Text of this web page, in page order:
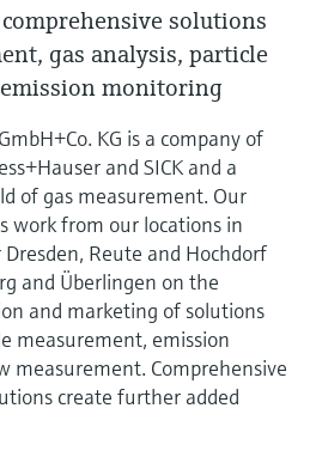
仪表
式pH计
器
仪
可持续成功
：打造可持
汽
点
学习平台上
展会、峰会或
选择。
业生涯
决方案
析
China
容应对未来
的工作机会
的工作机
solutions
gas analysis, particle
monitoring
KG is a company of
and SICK and a
of gas measurement. Our
work from our locations in
Reute and Hochdorf
and Überlingen on the
and marketing of solutions
measurement, emission
measurement. Comprehensive
create further added